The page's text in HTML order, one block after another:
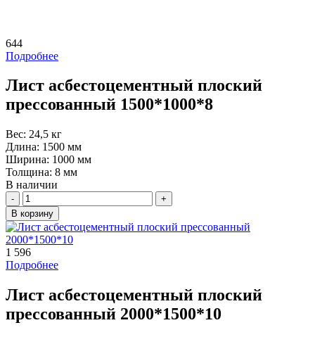
644
Подробнее
Лист асбестоцементный плоский
прессованный 1500*1000*8
Вес: 24,5 кг
Длина: 1500 мм
Ширина: 1000 мм
Толщина: 8 мм
В наличии
Количество
В корзину
1 596
Подробнее
Лист асбестоцементный плоский
прессованный 2000*1500*10